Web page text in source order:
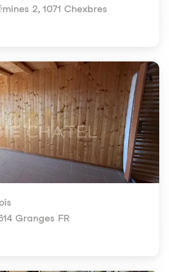
2, 1071 Chexbres
Granges FR